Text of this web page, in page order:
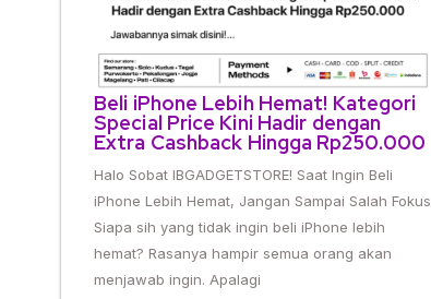
Beli iPhone Lebih Hemat! Kategori
Special Price Kini Hadir dengan
Extra Cashback Hingga Rp250.000
Halo Sobat IBGADGETSTORE! Saat Ingin Beli
iPhone Lebih Hemat, Jangan Sampai Salah Fokus
Siapa sih yang tidak ingin beli iPhone lebih
hemat? Rasanya hampir semua orang akan
menjawab ingin. Apalagi